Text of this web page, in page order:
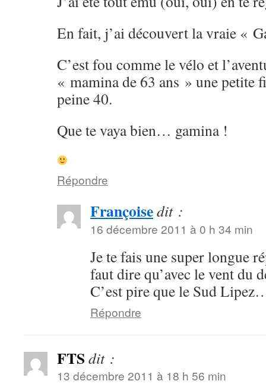
En fait, j’ai découvert la vraie «
C’est fou comme le vélo et
« mamina de 63 ans » une petite
peine 40.
Que te vaya bien… gamina !
Répondre
Françoisedit :
16 décembre 2011 à 0 h 34 min
Je te fais une super longue
faut dire qu’avec le vent du
C’est pire que le Sud
Répondre
FTS dit :
13 décembre 2011 à 18 h 56 min